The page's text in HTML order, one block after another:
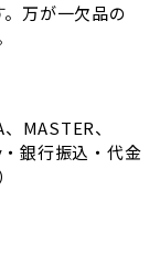
万が一欠品の
MASTER、
銀行振込・代金